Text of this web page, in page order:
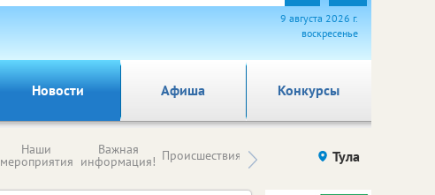
9 августа 2026 г.
воскресенье
Новости Афиша Конкурсы
Наши
мероприятия
Важная
информация! Происшествия Здоровье компаний (на
Тула